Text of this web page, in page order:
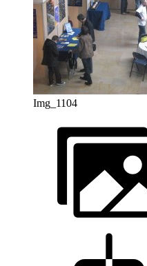
Img_1104